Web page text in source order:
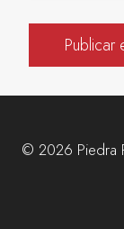
© 2026 Piedra